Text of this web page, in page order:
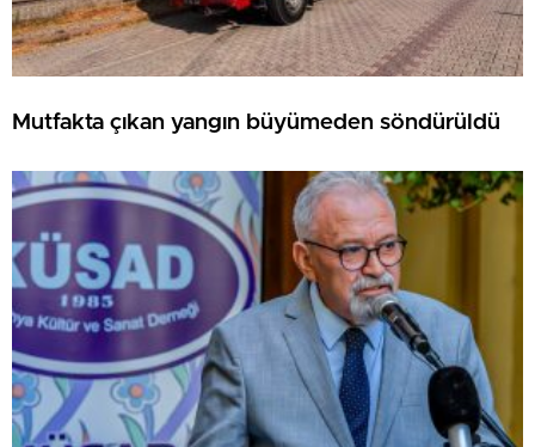
Mutfakta çıkan yangın büyümeden söndürüldü